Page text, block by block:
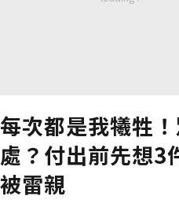
每次都是我犧牲
處？付出前先想3
被雷親